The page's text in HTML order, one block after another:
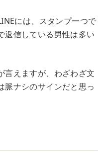
には、スタンプ一つで
返信している男性は多い
言えますが、わざわざ文
脈ナシのサインだと思っ